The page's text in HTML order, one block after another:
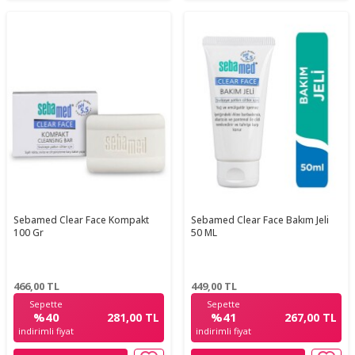
Sebamed Clear Face Kompakt
100 Gr
466,00 TL
Sepette
%40
indirimli fiyat
281,00 TL
Sebamed Clear Face Bakım Jeli
50 ML
449,00 TL
Sepette
%41
indirimli fiyat
267,00 TL